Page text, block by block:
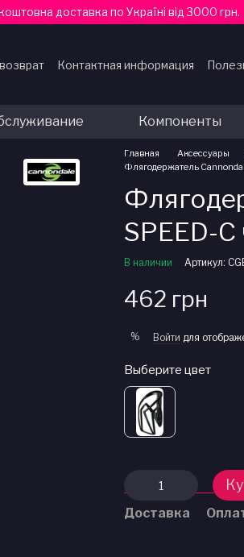
доставка по Україні від 3000 грн.
Контактная информация
Компоненты
Главная Аксессуары
Флягодержатель
SPEED-
В наличии Артикул:
462 грн
% Войти для
Выберите цвет
Доставка